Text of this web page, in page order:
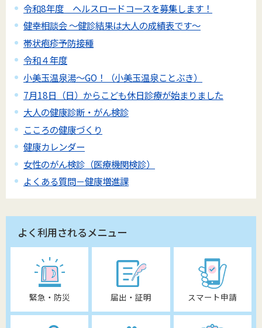
令和8年度 ヘルスロードコースを募集します！
健幸相談会 ～健診結果は大人の成績表です～
帯状疱疹予防接種
令和４年度
小美玉温泉湯～GO！（小美玉温泉ことぶき）
7月18日（日）からこども休日診療が始まりました
大人の健康診断・がん検診
こころの健康づくり
健康カレンダー
女性のがん検診（医療機関検診）
よくある質問－健康増進課
よく利用されるメニュー
緊急・防災 届出・証明 スマート申請